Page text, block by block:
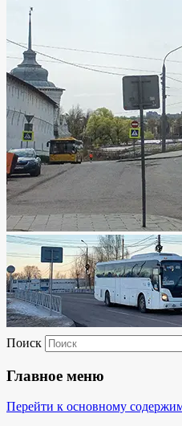
Поиск
Главное меню
Перейти к основному